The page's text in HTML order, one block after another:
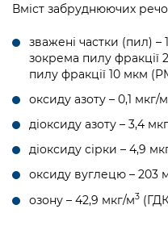
Вміст забруднюючих
зважені частки (пил) –
зокрема пилу фракції
пилу фракції 10 мкм
оксиду азоту – 0,1 мкг/м
діоксиду азоту – 3,4
діоксиду сірки – 4,9
оксиду вуглецю – 203
озону – 42,9 мкг/м3